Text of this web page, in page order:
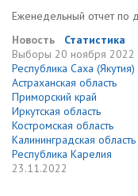
Еженедельный отчет по
Новость
Статистика
Выборы 20 ноября 2022
Республика Саха (Якутия)
Астраханская область
Приморский край
Иркутская область
Костромская область
Калининградская область
Республика Карелия
23.11.2022